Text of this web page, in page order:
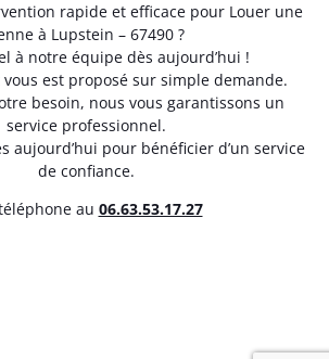
rapide et efficace pour Louer une
à Lupstein – 67490 ?
à notre équipe dès aujourd’hui !
est proposé sur simple demande.
besoin, nous vous garantissons un
service professionnel.
aujourd’hui pour bénéficier d’un service
de confiance.
au 06.63.53.17.27